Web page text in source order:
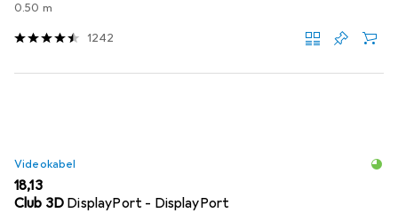
0.50 m
1242
Videokabel
EUR
18,13
Club 3D DisplayPort - DisplayPort